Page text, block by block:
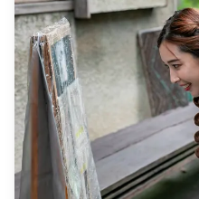
ไม่รวมอยู่ในทัวร์ ・บริการรับส่
・เครื่องดื่มหรืออาหารเพิ่มเติ
จ่ายส่วนตัวหรือค่าซื้อของ ◆ข้อมูลเพิ่มเติม ・จำนวนผู้เข้าร่วม
สูงสุดสำหรับทัวร์นี้คือ 8 ท่าน
เครื่องดื่มแอลกอฮอล์มีให้บริก
ไปเท่านั้น (อายุที่ดื่มแอลกอฮอ
ทราบว่าอาหารปรุงในครัวที่แ
จึงไม่สามารถรับประกันอาหา
รองรับข้อจำกัดด้านอาหารได้ ◆ฟุกุอิ – อาหาร & ไนท์ไลฟ์ ใน
เมืองฟุกุอิ คาตามาจิเป็นย่าน
ไปด้วยร้านอิซากายะและสแน็